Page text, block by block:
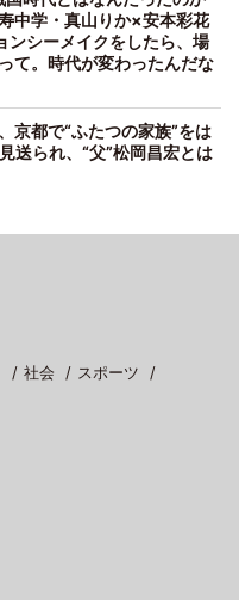
中学・真山りか×安本彩花
ンシーメイクをしたら、場
て。時代が変わったんだな
京都で“ふたつの家族”をは
送られ、“父”松岡昌宏とは
社会
スポーツ